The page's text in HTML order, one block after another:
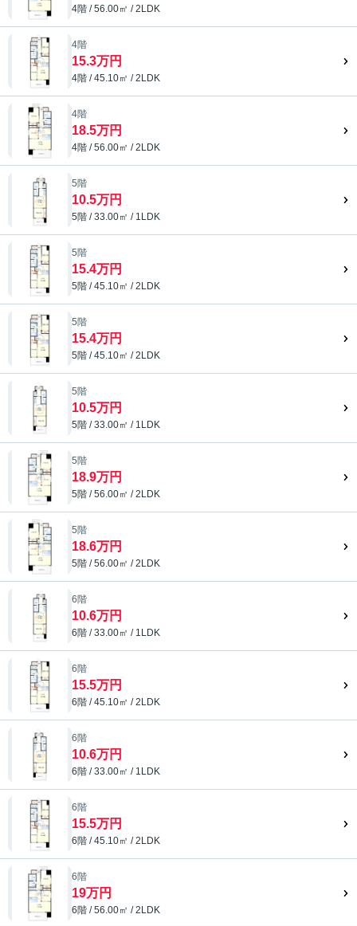
4階 / 56.00㎡ / 2LDK
4階
15.3万円
4階 / 45.10㎡ / 2LDK
4階
18.5万円
4階 / 56.00㎡ / 2LDK
5階
10.5万円
5階 / 33.00㎡ / 1LDK
5階
15.4万円
5階 / 45.10㎡ / 2LDK
5階
15.4万円
5階 / 45.10㎡ / 2LDK
5階
10.5万円
5階 / 33.00㎡ / 1LDK
5階
18.9万円
5階 / 56.00㎡ / 2LDK
5階
18.6万円
5階 / 56.00㎡ / 2LDK
6階
10.6万円
6階 / 33.00㎡ / 1LDK
6階
15.5万円
6階 / 45.10㎡ / 2LDK
6階
10.6万円
6階 / 33.00㎡ / 1LDK
6階
15.5万円
6階 / 45.10㎡ / 2LDK
6階
19万円
6階 / 56.00㎡ / 2LDK